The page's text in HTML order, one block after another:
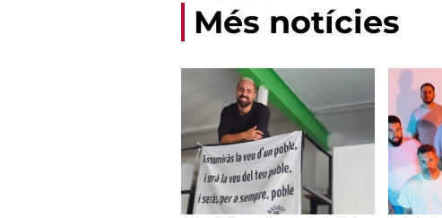
Més notícies